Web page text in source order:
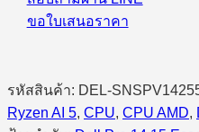
AI
11
Pro
(Platinum
ขอใบเสนอราคา
รหัสสินค้า: DEL-
Ryzen AI 5, CPU, CPU AMD,